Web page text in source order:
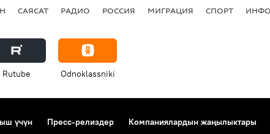
САЯСАТ РАДИО РОССИЯ МИГРАЦИЯ СПОРТ
Rutube Odnoklassniki
үчүн Пресс-релиздер Компаниялардын жаңылыктары